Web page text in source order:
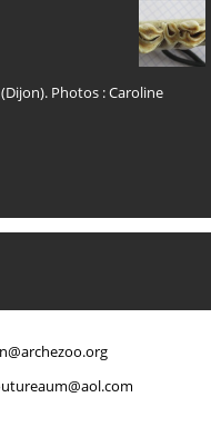
Photos : Caroline